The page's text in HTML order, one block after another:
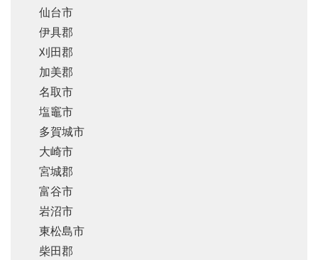
仙台市
伊具郡
刈田郡
加美郡
名取市
塩竈市
多賀城市
大崎市
宮城郡
富谷市
岩沼市
東松島市
柴田郡